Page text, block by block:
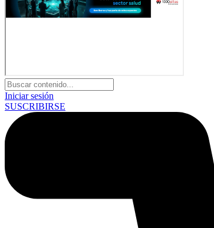
Iniciar sesión
SUSCRIBIRSE